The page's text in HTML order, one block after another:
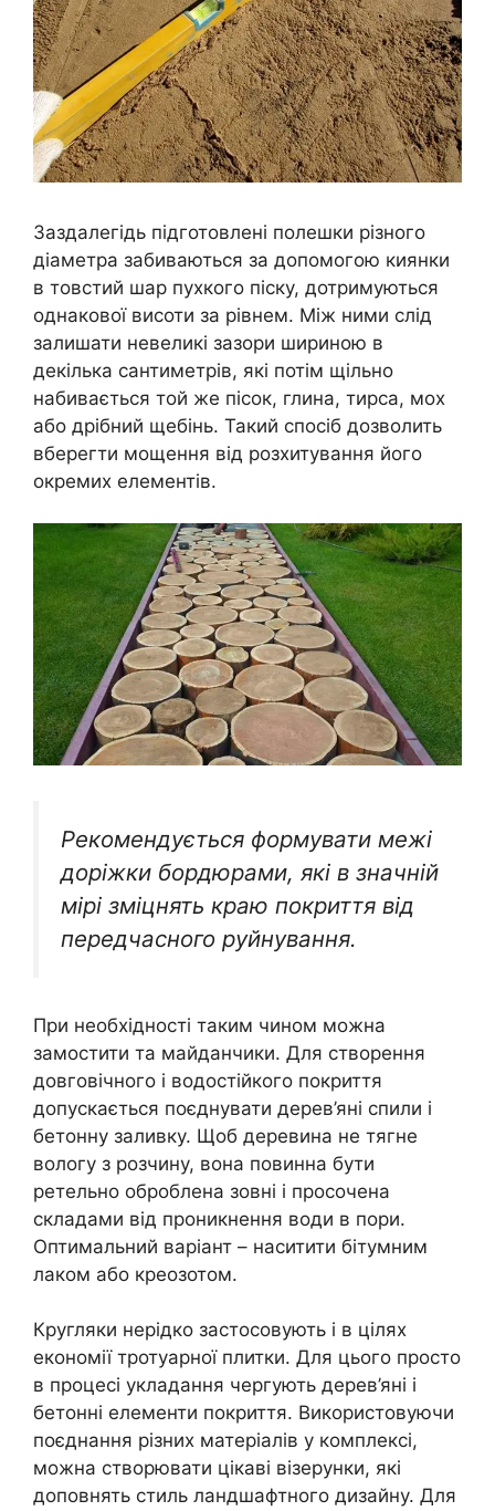
Заздалегідь підготовлені полешки різного
діаметра забиваються за допомогою киянки
в товстий шар пухкого піску, дотримуються
однакової висоти за рівнем. Між ними слід
залишати невеликі зазори шириною в
декілька сантиметрів, які потім щільно
набивається той же пісок, глина, тирса, мох
або дрібний щебінь. Такий спосіб дозволить
вберегти мощення від розхитування його
окремих елементів.
Рекомендується формувати межі
доріжки бордюрами, які в значній
мірі зміцнять краю покриття від
передчасного руйнування.
При необхідності таким чином можна
замостити та майданчики. Для створення
довговічного і водостійкого покриття
допускається поєднувати дерев’яні спили і
бетонну заливку. Щоб деревина не тягне
вологу з розчину, вона повинна бути
ретельно оброблена зовні і просочена
складами від проникнення води в пори.
Оптимальний варіант – наситити бітумним
лаком або креозотом.
Кругляки нерідко застосовують і в цілях
економії тротуарної плитки. Для цього просто
в процесі укладання чергують дерев’яні і
бетонні елементи покриття. Використовуючи
поєднання різних матеріалів у комплексі,
можна створювати цікаві візерунки, які
доповнять стиль ландшафтного дизайну. Для